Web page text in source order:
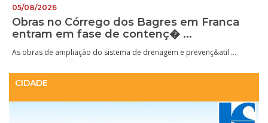
05/08/2026
Obras no Córrego dos Bagres em Franca
entram em fase de contenç� ...
As obras de ampliação do sistema de drenagem e prevenç&atil ...
CIDADE